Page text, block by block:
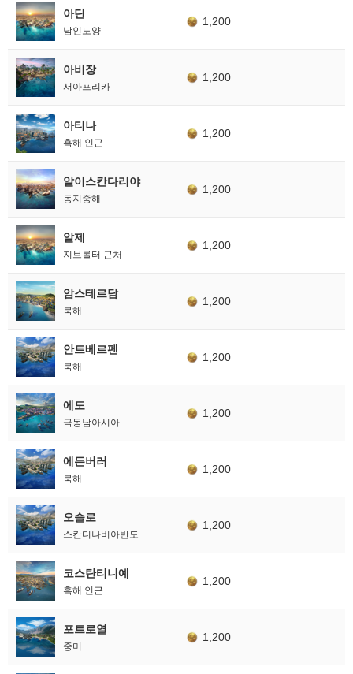
아딘
남인도양
1,200
아비장
서아프리카
1,200
아티나
흑해 인근
1,200
알이스칸다리야
동지중해
1,200
알제
지브롤터 근처
1,200
암스테르담
북해
1,200
안트베르펜
북해
1,200
에도
극동남아시아
1,200
에든버러
북해
1,200
오슬로
스칸디나비아반도
1,200
코스탄티니예
흑해 인근
1,200
포트로열
중미
1,200